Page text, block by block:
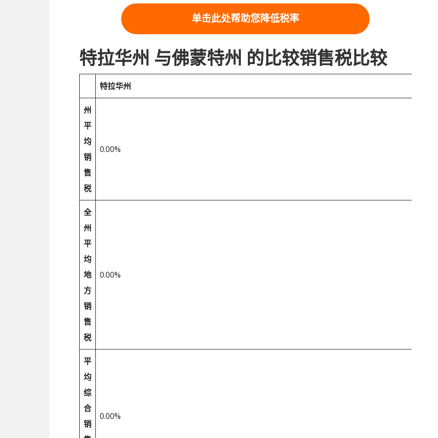
单击此处帮助您降低税率
特拉华州 与佛蒙特州 的比较销售税比较
特拉华州
州
平
均
销
售
税
0.00%
全
州
平
均
地
方
销
售
税
0.00%
平
均
综
合
销
0.00%